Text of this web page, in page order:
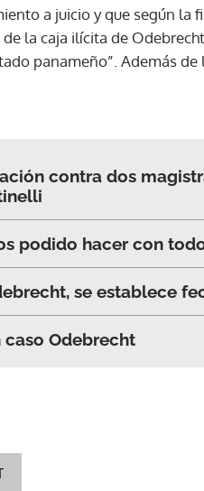
a juicio y que según la
la caja ilícita de
panameño”. Además de
contra dos
podido hacer con
se establece
caso Odebrecht